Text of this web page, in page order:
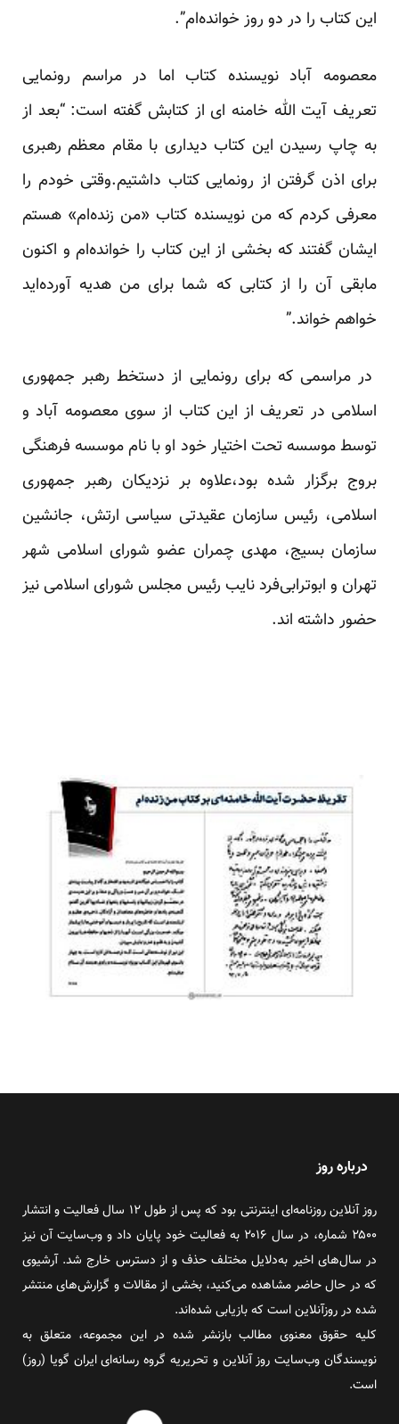
این کتاب را در دو روز خوانده‌ام”.
معصومه آباد نویسنده کتاب اما در مراسم رونمایی
تعریف آیت الله خامنه ای از کتابش گفته است: “بعد از
به چاپ رسیدن این کتاب دیداری با مقام معظم رهبری
برای اذن گرفتن از رونمایی کتاب داشتیم.وقتی خودم را
معرفی کردم که من نویسنده کتاب «من زنده‌ام» هستم
ایشان گفتند که بخشی از این کتاب را خوانده‌ام و اکنون
مابقی آن را از کتابی که شما برای من هدیه آورده‌اید
خواهم خواند.”
در مراسمی که برای رونمایی از دستخط رهبر جمهوری
اسلامی در تعریف از این کتاب از سوی معصومه آباد و
توسط موسسه تحت اختیار خود او با نام موسسه فرهنگی
بروج برگزار شده بود،علاوه بر نزدیکان رهبر جمهوری
اسلامی، رئیس سازمان عقیدتی سیاسی ارتش، جانشین
سازمان بسیج، مهدی چمران عضو شورای اسلامی شهر
تهران و ابوترابی‌فرد نایب رئیس مجلس شورای اسلامی نیز
حضور داشته اند.
درباره روز
روز آنلاین روزنامه‌ای اینترنتی بود که پس از طول ۱۲ سال فعالیت و انتشار
۲۵۰۰ شماره، در سال ۲۰۱۶ به فعالیت خود پایان داد و وب‌سایت آن نیز
در سال‌های اخیر به‌دلایل مختلف حذف و از دسترس خارج شد. آرشیوی
که در حال حاضر مشاهده می‌کنید، بخشی از مقالات و گزارش‌های منتشر
شده در روزآنلاین است که بازیابی شده‌اند.
کلیه حقوق معنوی مطالب بازنشر شده در این مجموعه، متعلق به
نویسندگان وب‌سایت روز آنلاین و تحریریه گروه رسانه‌ای ایران گویا (روز)
است.